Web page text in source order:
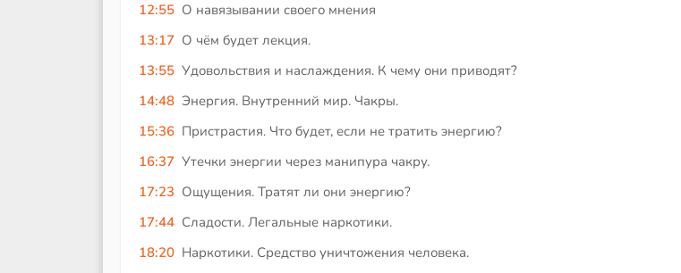
12:55 О навязывании своего мнения
13:17 О чём будет лекция.
13:55 Удовольствия и наслаждения. К чему они приводят?
14:48 Энергия. Внутренний мир. Чакры.
15:36 Пристрастия. Что будет, если не тратить энергию?
16:37 Утечки энергии через манипура чакру.
17:23 Ощущения. Тратят ли они энергию?
17:44 Сладости. Легальные наркотики.
18:20 Наркотики. Средство уничтожения человека.